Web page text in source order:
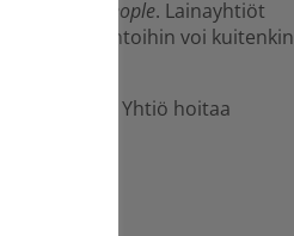
people to people. Lainayhtiöt
Lainaehtoihin voi kuitenkin
välillä. Yhtiö hoitaa